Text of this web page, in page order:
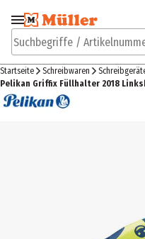
Zur Navigation
springen
Suchbegriffe /
Startseite Schreibwaren
Pelikan Griffix Füllhalter 2018